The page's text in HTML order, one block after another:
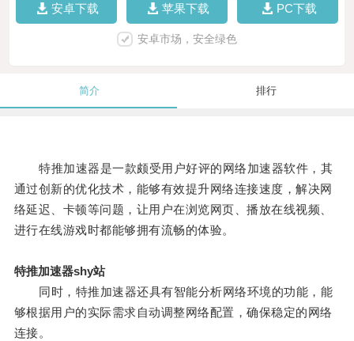
安卓下载 苹果下载 PC下载
安卓市场，安全绿色
简介 排行
特推加速器是一款颇受用户好评的网络加速器软件，其
通过创新的优化技术，能够有效提升网络连接速度，解决网
络延迟、卡顿等问题，让用户在浏览网页、播放在线视频、
进行在线游戏时都能够拥有流畅的体验。
特推加速器shy站
同时，特推加速器还具有智能分析网络环境的功能，能
够根据用户的实际需求自动调整网络配置，确保稳定的网络
连接。